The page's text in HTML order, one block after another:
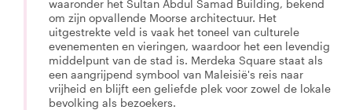
waaronder het Sultan Abdul Samad Building, bekend
om zijn opvallende Moorse architectuur. Het
uitgestrekte veld is vaak het toneel van culturele
evenementen en vieringen, waardoor het een levendig
middelpunt van de stad is. Merdeka Square staat als
een aangrijpend symbool van Maleisië's reis naar
vrijheid en blijft een geliefde plek voor zowel de lokale
bevolking als bezoekers.